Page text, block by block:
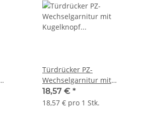
links
Türdrücker PZ-
Wechselgarnitur mit
Kugelknopf Langschild
rechts Häfele Startec Modell
18,57 € *
18,57 € pro 1 Stk.